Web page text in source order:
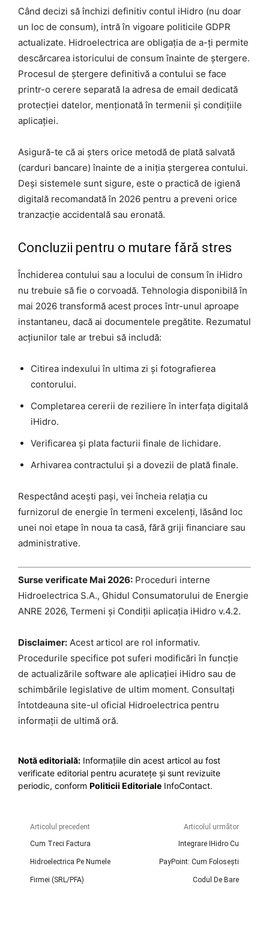
Când decizi să închizi definitiv contul iHidro (nu doar
un loc de consum), intră în vigoare politicile GDPR
actualizate. Hidroelectrica are obligația de a-ți permite
descărcarea istoricului de consum înainte de ștergere.
Procesul de ștergere definitivă a contului se face
printr-o cerere separată la adresa de email dedicată
protecției datelor, menționată în termenii și condițiile
aplicației.
Asigură-te că ai șters orice metodă de plată salvată
(carduri bancare) înainte de a iniția ștergerea contului.
Deși sistemele sunt sigure, este o practică de igienă
digitală recomandată în 2026 pentru a preveni orice
tranzacție accidentală sau eronată.
Concluzii pentru o mutare fără stres
Închiderea contului sau a locului de consum în iHidro
nu trebuie să fie o corvoadă. Tehnologia disponibilă în
mai 2026 transformă acest proces într-unul aproape
instantaneu, dacă ai documentele pregătite. Rezumatul
acțiunilor tale ar trebui să includă:
Citirea indexului în ultima zi și fotografierea
contorului.
Completarea cererii de reziliere în interfața digitală
iHidro.
Verificarea și plata facturii finale de lichidare.
Arhivarea contractului și a dovezii de plată finale.
Respectând acești pași, vei încheia relația cu
furnizorul de energie în termeni excelenți, lăsând loc
unei noi etape în noua ta casă, fără griji financiare sau
administrative.
Surse verificate Mai 2026: Proceduri interne
Hidroelectrica S.A., Ghidul Consumatorului de Energie
ANRE 2026, Termeni și Condiții aplicația iHidro v.4.2.
Disclaimer: Acest articol are rol informativ.
Procedurile specifice pot suferi modificări în funcție
de actualizările software ale aplicației iHidro sau de
schimbările legislative de ultim moment. Consultați
întotdeauna site-ul oficial Hidroelectrica pentru
informații de ultimă oră.
Notă editorială: Informațiile din acest articol au fost
verificate editorial pentru acuratețe și sunt revizuite
periodic, conform Politicii Editoriale InfoContact.
Articolul precedent
Cum Treci Factura
Hidroelectrica Pe Numele
Firmei (SRL/PFA)
Articolul următor
Integrare IHidro Cu
PayPoint: Cum Folosești
Codul De Bare